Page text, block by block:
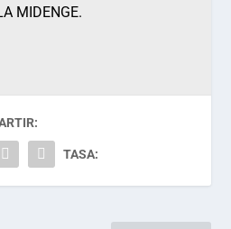
MIDENGE.
TASA: